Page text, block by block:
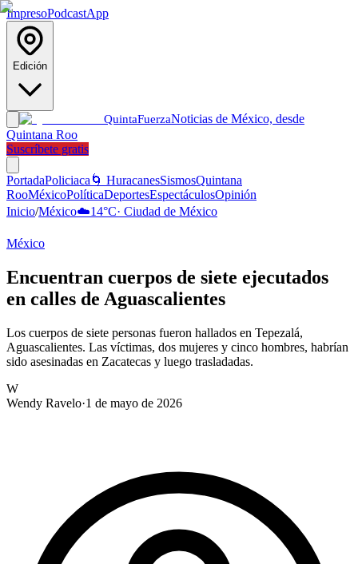
ImpresoPodcastApp
Edición
QuintaFuerzaNoticias de México, desde
Quintana Roo
Suscríbete gratis
PortadaPoliciaca 🌀 HuracanesSismosQuintana
RooMéxicoPolíticaDeportesEspectáculosOpinión
Inicio/México☁️14°C· Ciudad de México
México
Encuentran cuerpos de siete ejecutados
en calles de Aguascalientes
Los cuerpos de siete personas fueron hallados en Tepezalá,
Aguascalientes. Las víctimas, dos mujeres y cinco hombres, habrían
sido asesinadas en Zacatecas y luego trasladadas.
W
Wendy Ravelo·1 de mayo de 2026